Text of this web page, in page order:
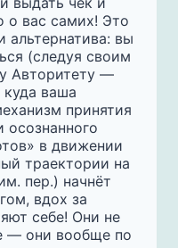
о вас самих! Это
альтернатива: вы
(следуя своим
Авторитету —
ваша
принятия
осознанного
в движении
траектории на
пер.) начнёт
вдох за
себе! Они не
— они вообще по